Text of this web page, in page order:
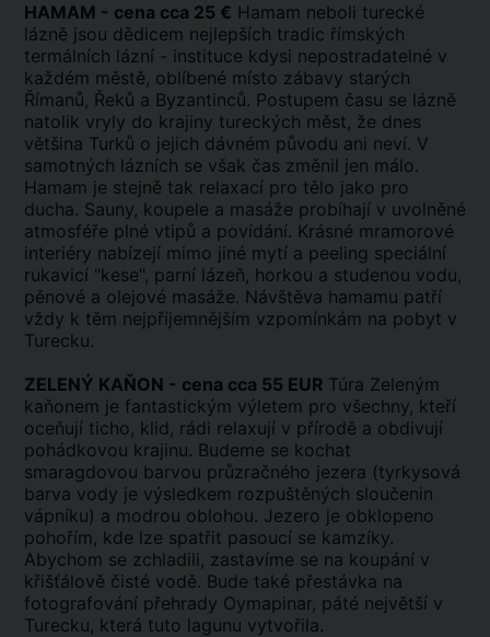
HAMAM - cena cca 25 € Hamam neboli turecké
lázně jsou dědicem nejlepších tradic římských
termálních lázní - instituce kdysi nepostradatelné v
každém městě, oblíbené místo zábavy starých
Římanů, Řeků a Byzantinců. Postupem času se lázně
natolik vryly do krajiny tureckých měst, že dnes
většina Turků o jejich dávném původu ani neví. V
samotných lázních se však čas změnil jen málo.
Hamam je stejně tak relaxací pro tělo jako pro
ducha. Sauny, koupele a masáže probíhají v uvolněné
atmosféře plné vtipů a povídání. Krásné mramorové
interiéry nabízejí mimo jiné mytí a peeling speciální
rukavicí "kese", parní lázeň, horkou a studenou vodu,
pěnové a olejové masáže. Návštěva hamamu patří
vždy k těm nejpříjemnějším vzpomínkám na pobyt v
Turecku.
ZELENÝ KAŇON - cena cca 55 EUR Túra Zeleným
kaňonem je fantastickým výletem pro všechny, kteří
oceňují ticho, klid, rádi relaxují v přírodě a obdivují
pohádkovou krajinu. Budeme se kochat
smaragdovou barvou průzračného jezera (tyrkysová
barva vody je výsledkem rozpuštěných sloučenin
vápníku) a modrou oblohou. Jezero je obklopeno
pohořím, kde lze spatřit pasoucí se kamzíky.
Abychom se zchladili, zastavíme se na koupání v
křišťálově čisté vodě. Bude také přestávka na
fotografování přehrady Oymapinar, páté největší v
Turecku, která tuto lagunu vytvořila.